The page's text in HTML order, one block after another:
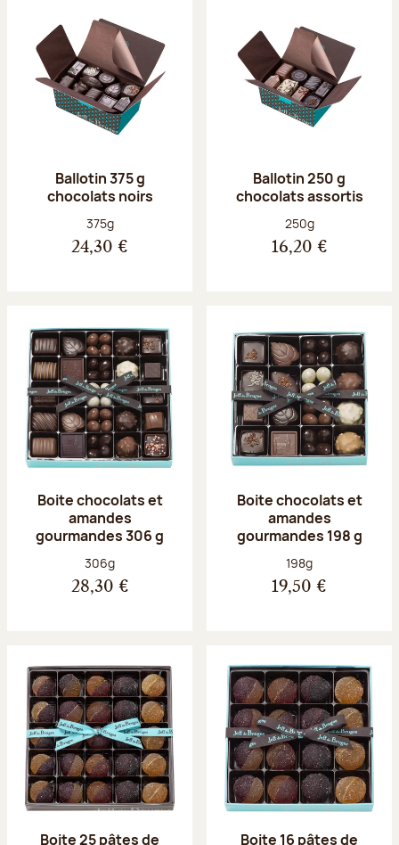
Ballotin 375 g
chocolats noirs
Poids net :
375g
24,30 €
Ballotin 250 g
chocolats assortis
Poids net :
250g
16,20 €
Boite chocolats et
amandes
gourmandes 306 g
Poids net :
306g
28,30 €
Boite chocolats et
amandes
gourmandes 198 g
Poids net :
198g
19,50 €
Boite 25 pâtes de Boite 16 pâtes de